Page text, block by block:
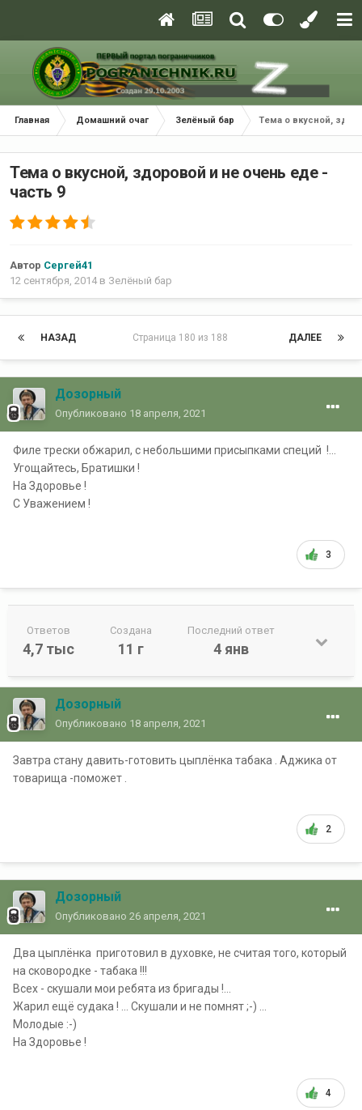
Главная Домашний очаг Зелёный бар Тема о вкусной,
Тема о вкусной, здоровой и не очень еде -
часть 9
Автор Сергей41
12 сентября, 2014в Зелёный бар
НАЗАД ДАЛЕЕ
Страница 180 из 188
Дозорный
Опубликовано 18 апреля, 2021
Филе трески обжарил, с небольшими присыпками специй !...
Угощайтесь, Братишки !
На Здоровье !
С Уважением !
3
Ответов
4,7 тыс
Создана
11 г
Последний ответ
4 янв
Дозорный
Опубликовано 18 апреля, 2021
Завтра стану давить-готовить цыплёнка табака . Аджика от
товарища -поможет .
2
Дозорный
Опубликовано 26 апреля, 2021
Два цыплёнка приготовил в духовке, не считая того, который
на сковородке - табака !!!
Всех - скушали мои ребята из бригады !...
Жарил ещё судака ! ... Скушали и не помнят ;-) ...
Молодые :-)
На Здоровье !
4